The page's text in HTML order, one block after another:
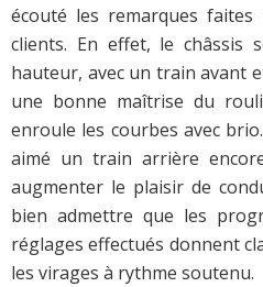
écouté les remarques
clients. En effet, le châssis
hauteur, avec un train avant
une bonne maîtrise du
enroule les courbes avec
aimé un train arrière
augmenter le plaisir de
bien admettre que les
réglages effectués donnent
les virages à rythme soutenu.